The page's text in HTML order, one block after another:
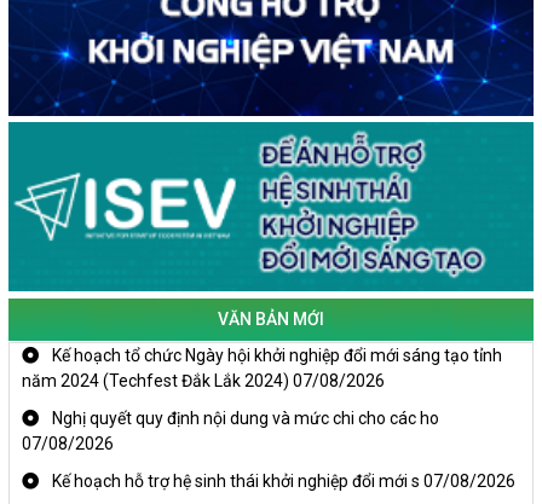
VĂN BẢN MỚI
Kế hoạch tổ chức Ngày hội khởi nghiệp đổi mới sáng tạo tỉnh
năm 2024 (Techfest Đắk Lắk 2024) 07/08/2026
Nghị quyết quy định nội dung và mức chi cho các ho
07/08/2026
Kế hoạch hỗ trợ hệ sinh thái khởi nghiệp đổi mới s 07/08/2026